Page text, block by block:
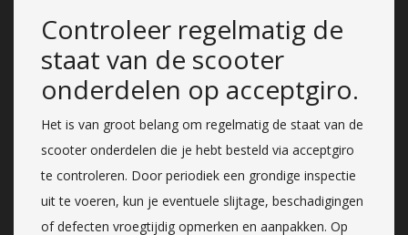
Controleer regelmatig de
staat van de scooter
onderdelen op acceptgiro.
Het is van groot belang om regelmatig de staat van de
scooter onderdelen die je hebt besteld via acceptgiro
te controleren. Door periodiek een grondige inspectie
uit te voeren, kun je eventuele slijtage, beschadigingen
of defecten vroegtijdig opmerken en aanpakken. Op